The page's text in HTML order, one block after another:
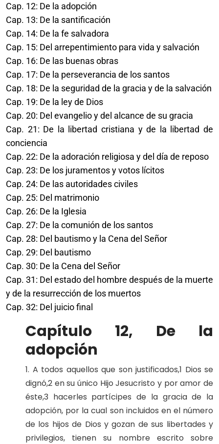
Cap. 12: De la adopción
Cap. 13: De la santificación
Cap. 14: De la fe salvadora
Cap. 15: Del arrepentimiento para vida y salvación
Cap. 16: De las buenas obras
Cap. 17: De la perseverancia de los santos
Cap. 18: De la seguridad de la gracia y de la salvación
Cap. 19: De la ley de Dios
Cap. 20: Del evangelio y del alcance de su gracia
Cap. 21: De la libertad cristiana y de la libertad de
conciencia
Cap. 22: De la adoración religiosa y del día de reposo
Cap. 23: De los juramentos y votos lícitos
Cap. 24: De las autoridades civiles
Cap. 25: Del matrimonio
Cap. 26: De la Iglesia
Cap. 27: De la comunión de los santos
Cap. 28: Del bautismo y la Cena del Señor
Cap. 29: Del bautismo
Cap. 30: De la Cena del Señor
Cap. 31: Del estado del hombre después de la muerte
y de la resurrección de los muertos
Cap. 32: Del juicio final
Capítulo 12, De la
adopción
1. A todos aquellos que son justificados,1 Dios se
dignó,2 en su único Hijo Jesucristo y por amor de
éste,3 hacerles partícipes de la gracia de la
adopción, por la cual son incluidos en el número
de los hijos de Dios y gozan de sus libertades y
privilegios, tienen su nombre escrito sobre